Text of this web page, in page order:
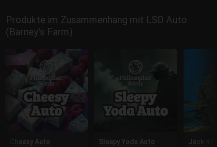
Produkte im Zusammenhang mit LSD Auto
(Barney's Farm)
Cheesy Auto Sleepy Yoda Auto Jack 47